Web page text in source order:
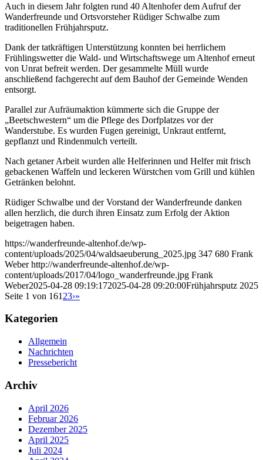
Auch in diesem Jahr folgten rund 40 Altenhofer dem Aufruf der
Wanderfreunde und Ortsvorsteher Rüdiger Schwalbe zum
traditionellen Frühjahrsputz.
Dank der tatkräftigen Unterstützung konnten bei herrlichem
Frühlingswetter die Wald- und Wirtschaftswege um Altenhof erneut
von Unrat befreit werden. Der gesammelte Müll wurde
anschließend fachgerecht auf dem Bauhof der Gemeinde Wenden
entsorgt.
Parallel zur Aufräumaktion kümmerte sich die Gruppe der
„Beetschwestern“ um die Pflege des Dorfplatzes vor der
Wanderstube. Es wurden Fugen gereinigt, Unkraut entfernt,
gepflanzt und Rindenmulch verteilt.
Nach getaner Arbeit wurden alle Helferinnen und Helfer mit frisch
gebackenen Waffeln und leckeren Würstchen vom Grill und kühlen
Getränken belohnt.
Rüdiger Schwalbe und der Vorstand der Wanderfreunde danken
allen herzlich, die durch ihren Einsatz zum Erfolg der Aktion
beigetragen haben.
https://wanderfreunde-altenhof.de/wp-
content/uploads/2025/04/waldsaeuberung_2025.jpg 347 680 Frank
Weber http://wanderfreunde-altenhof.de/wp-
content/uploads/2017/04/logo_wanderfreunde.jpg Frank
Weber2025-04-28 09:19:172025-04-28 09:20:00Frühjahrsputz 2025
Seite 1 von 161 23›»
Kategorien
Allgemein
Nachrichten
Pressebericht
Archiv
April 2026
Februar 2026
Dezember 2025
April 2025
Juli 2024